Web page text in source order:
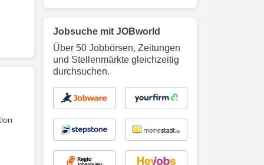
Jobsuche mit JOBworld
Über 50 Jobbörsen, Zeitungen
und Stellenmärkte gleichzeitig
durchsuchen.